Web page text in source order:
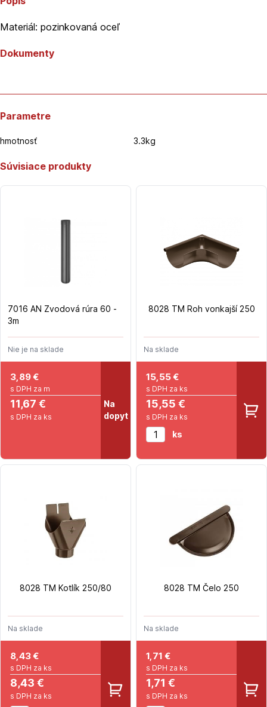
Materiál: pozinkovaná oceľ
Dokumenty
Parametre
hmotnosť 3.3kg
Súvisiace produkty
7016 AN Zvodová rúra 60 -
3m
Nie je na sklade
3,89€
s DPH za m
11,67 €
s DPH za ks
Na
dopyt
8028 TM Roh vonkajší 250
Na sklade
15,55€
s DPH za ks
15,55 €
s DPH za ks
ks
8028 TM Kotlík 250/80
Na sklade
8,43€
s DPH za ks
8,43 €
s DPH za ks
8028 TM Čelo 250
Na sklade
1,71 €
s DPH za ks
1,71 €
s DPH za ks